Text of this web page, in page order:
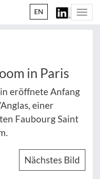
EN
in Paris
eröffnete Anfang
einer
Faubourg Saint
Nächstes Bild